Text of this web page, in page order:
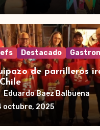
Destacado
de parrilleros
Eduardo Baez Balbuena
octubre, 2025